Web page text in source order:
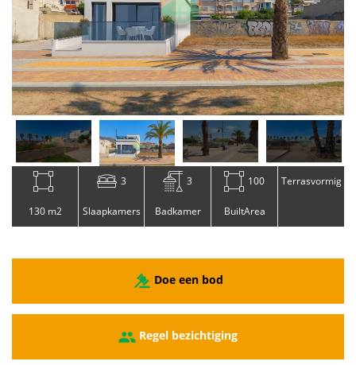
130 m2
3
Slaapkamers
3
Badkamer
100
BuiltArea
Terrasvormig
Doe een bod
Regel bezichtiging